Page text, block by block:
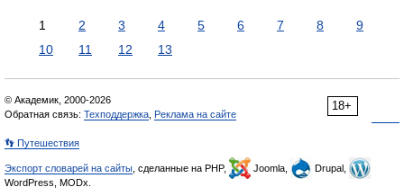
1 2 3 4 5 6 7 8
9
10
11 12 13
18+
© Академик, 2000-2026
Обратная связь: Техподдержка Реклама на сайте
👣 Путешествия
Экспорт словарей на сайты , сделанные на PHP, Joomla,
Drupal,
WordPress, MODx.